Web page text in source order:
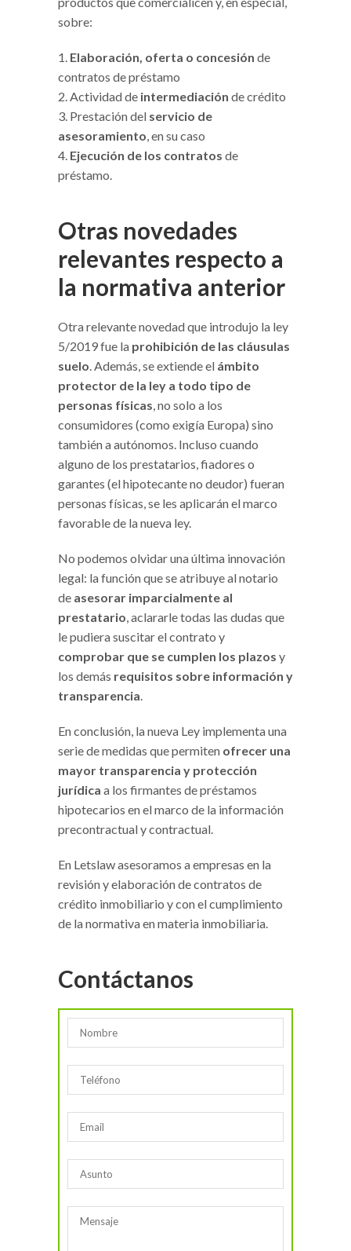
sobre:
Elaboración, oferta o concesión de
contratos de préstamo
Actividad de intermediación de crédito
Prestación del servicio de
asesoramiento, en su caso
Ejecución de los contratos de
préstamo.
Otras novedades
relevantes respecto a
la normativa anterior
Otra relevante novedad que introdujo la ley
5/2019 fue la prohibición de las cláusulas
suelo. Además, se extiende el ámbito
protector de la ley a todo tipo de
personas físicas, no solo a los
consumidores (como exigía Europa) sino
también a autónomos. Incluso cuando
alguno de los prestatarios, fiadores o
garantes (el hipotecante no deudor) fueran
personas físicas, se les aplicarán el marco
favorable de la nueva ley.
No podemos olvidar una última innovación
legal: la función que se atribuye al notario
de asesorar imparcialmente al
prestatario, aclararle todas las dudas que
le pudiera suscitar el contrato y
comprobar que se cumplen los plazos y
los demás requisitos sobre información y
transparencia.
En conclusión, la nueva Ley implementa una
serie de medidas que permiten ofrecer una
mayor transparencia y protección
jurídica a los firmantes de préstamos
hipotecarios en el marco de la información
precontractual y contractual.
En Letslaw asesoramos a empresas en la
revisión y elaboración de contratos de
crédito inmobiliario y con el cumplimiento
de la normativa en materia inmobiliaria.
Contáctanos